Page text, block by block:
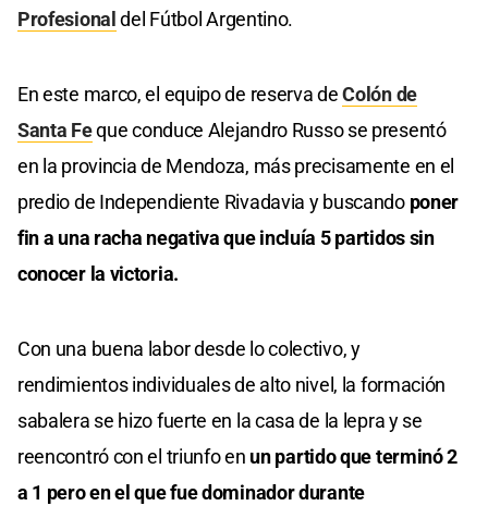
Profesional del Fútbol Argentino.
En este marco, el equipo de reserva deColón de
Santa Feque conduce Alejandro Russo se presentó
en la provincia de Mendoza, más precisamente en el
predio de Independiente Rivadavia y buscandoponer
fin a una racha negativa que incluía 5 partidos sin
conocer la victoria.
Con una buena labor desde lo colectivo, y
rendimientos individuales de alto nivel, la formación
sabalera se hizo fuerte en la casa de la lepra y se
reencontró con el triunfo en un partido que terminó 2
a 1 pero en el que fue dominador durante